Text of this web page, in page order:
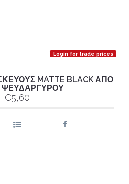
Login for trade prices
MATTE BLACK ΑΠΟ
€5,60